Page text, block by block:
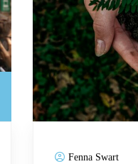
Fenna Swart